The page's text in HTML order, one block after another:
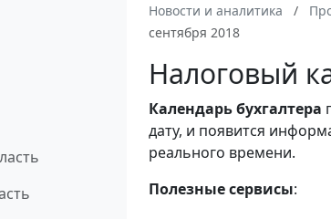
Новости и аналитика
сентября 2018
Налоговый
Календарьбухгалтера
дату, и появится
реального времени.
Полезные сервисы: